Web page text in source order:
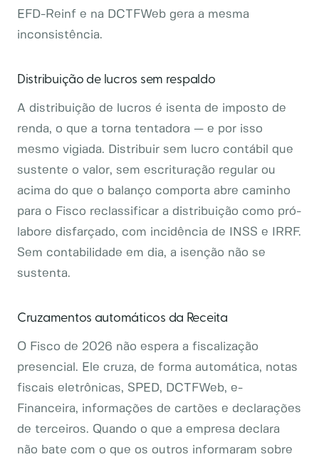
EFD-Reinf e na DCTFWeb gera a mesma
inconsistência.
Distribuição de lucros sem respaldo
A distribuição de lucros é isenta de imposto de
renda, o que a torna tentadora — e por isso
mesmo vigiada. Distribuir sem lucro contábil que
sustente o valor, sem escrituração regular ou
acima do que o balanço comporta abre caminho
para o Fisco reclassificar a distribuição como pró-
labore disfarçado, com incidência de INSS e IRRF.
Sem contabilidade em dia, a isenção não se
sustenta.
Cruzamentos automáticos da Receita
O Fisco de 2026 não espera a fiscalização
presencial. Ele cruza, de forma automática, notas
fiscais eletrônicas, SPED, DCTFWeb, e-
Financeira, informações de cartões e declarações
de terceiros. Quando o que a empresa declara
não bate com o que os outros informaram sobre